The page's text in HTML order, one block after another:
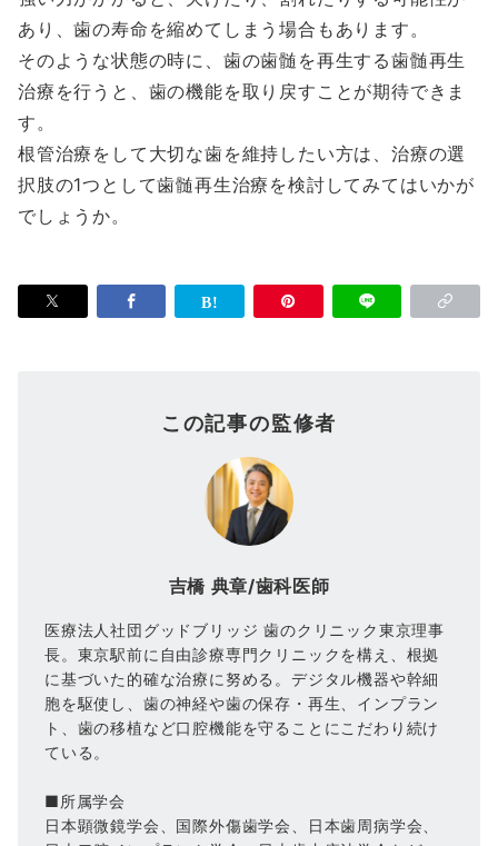
あり、歯の寿命を縮めてしまう場合もあります。
そのような状態の時に、歯の歯髄を再生する歯髄再生
治療を行うと、歯の機能を取り戻すことが期待できま
す。
根管治療をして大切な歯を維持したい方は、治療の選
択肢の1つとして歯髄再生治療を検討してみてはいかが
でしょうか。
この記事の監修者
吉橋 典章/歯科医師
医療法人社団グッドブリッジ 歯のクリニック東京理事
長。東京駅前に自由診療専門クリニックを構え、根拠
に基づいた的確な治療に努める。デジタル機器や幹細
胞を駆使し、歯の神経や歯の保存・再生、インプラン
ト、歯の移植など口腔機能を守ることにこだわり続け
ている。
■所属学会
日本顕微鏡学会、国際外傷歯学会、日本歯周病学会、